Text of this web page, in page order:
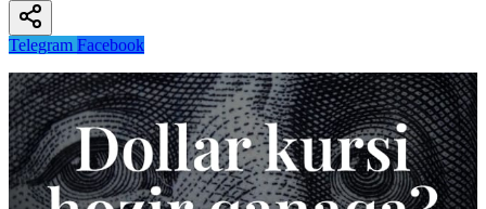
Telegram Facebook